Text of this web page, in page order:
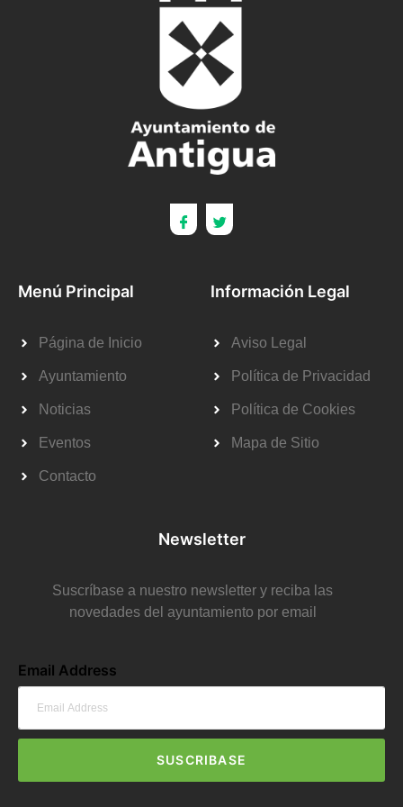
Menú Principal
Página de Inicio
Ayuntamiento
Noticias
Eventos
Contacto
Información Legal
Aviso Legal
Política de Privacidad
Política de Cookies
Mapa de Sitio
Newsletter
Suscríbase a nuestro newsletter y reciba las
novedades del ayuntamiento por email
Email Address
SUSCRIBASE